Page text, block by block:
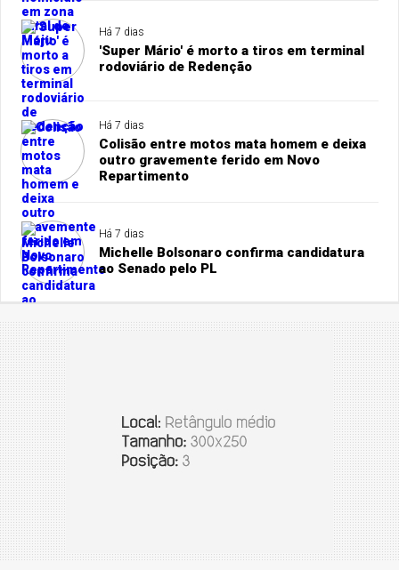
Há 7 dias
'Super Mário' é morto a tiros em terminal
rodoviário de Redenção
Há 7 dias
Colisão entre motos mata homem e deixa
outro gravemente ferido em Novo
Repartimento
Há 7 dias
Michelle Bolsonaro confirma candidatura
ao Senado pelo PL